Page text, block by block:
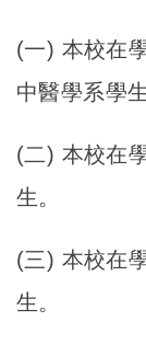
(一) 本校在
中醫學系學生
(二) 本校在
生。
(三) 本校在
生。